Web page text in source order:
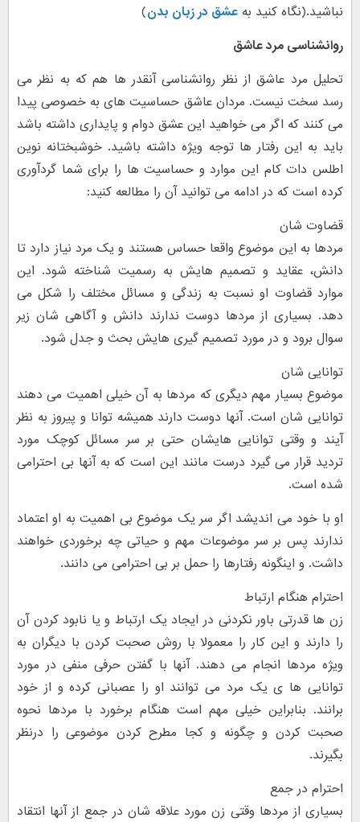
نباشید.(نگاه کنید به عشق در زبان بدن)
روانشناسی مرد عاشق
تحلیل مرد عاشق از نظر روانشناسی آنقدر ها هم که به نظر می
رسد سخت نیست. مردان عاشق حساسیت های به خصوصی پیدا
می کنند که اگر می خواهید این عشق دوام و پایداری داشته باشد
باید به این رفتار ها توجه ویژه داشته باشید. خوشبختانه نوین
اطلس دات کام این موارد و حساسیت ها را برای شما گردآوری
کرده است که در ادامه می توانید آن را مطالعه کنید:
قضاوت شان
مردها به این موضوع واقعا حساس هستند و یک مرد نیاز دارد تا
دانش، عقاید و تصمیم هایش به رسمیت شناخته شود. این
موارد قضاوت او نسبت به زندگی و مسائل مختلف را شکل می
دهد. بسیاری از مردها دوست ندارند دانش و آگاهی شان زیر
سوال برود و در مورد تصمیم گیری هایش بحث و جدل شود.
توانایی شان
موضوع بسیار مهم دیگری که مردها به آن خیلی اهمیت می دهند
توانایی شان است. آنها دوست دارند همیشه توانا و پیروز به نظر
آیند و وقتی توانایی هایشان حتی بر سر مسائل کوچک مورد
تردید قرار می گیرد درست مانند این است که به آنها بی احترامی
شده است.
او با خود می اندیشد اگر سر یک موضوع بی اهمیت به او اعتماد
ندارند پس بر سر موضوعات مهم و حیاتی چه برخوردی خواهند
داشت. و اینگونه رفتارها را حمل بر بی احترامی می دانند.
احترام هنگام ارتباط
زن ها قدرتی باور نکردنی در ایجاد یک ارتباط و یا نابود کردن آن
را دارند و این کار را معمولا با روش صحبت کردن با دیگران به
وی‍ژه مردها انجام می دهند. آنها با گفتن حرفی منفی در مورد
توانایی ها ی یک مرد می توانند او را عصبانی کرده و از خود
برانند. بنابراین خیلی مهم است هنگام برخورد با مردها نحوه
صحبت کردن و چگونه و کجا مطرح کردن موضوعی را درنظر
بگیرند.
احترام در جمع
بسیاری از مردها وقتی زن مورد علاقه شان در جمع از آنها انتقاد